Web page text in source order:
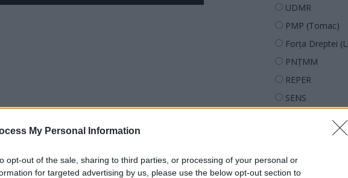
My Personal Information
opt-out of the sale, sharing to third parties, or processing of your personal or
for targeted advertising by us, please use the below opt-out section to
UDMR
PMP (Tomac)
Forța Dreptei
PNȚMM
REPER
SENS
POT (Gavrilă)
Acțiunea